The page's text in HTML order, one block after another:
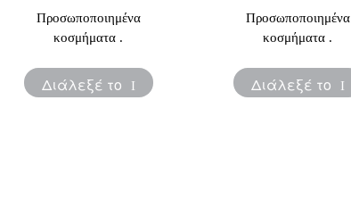
Προσωποποιημένα
κοσμήματα .
Διάλεξέ το
Προσωποποιημένα
κοσμήματα .
Διάλεξέ το